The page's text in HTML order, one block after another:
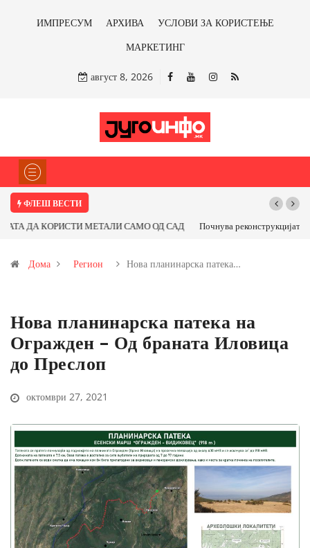
ИМПРЕСУМ АРХИВА
УСЛОВИ ЗА КОРИСТЕЊЕ
МАРКЕТИНГ
август 8, 2026
ФЛЕШ ВЕСТИ
Почнува реконструкцијата на улицата „5-ти Ноември“ во Струмица
Дома Регион Нова планинарска патека…
Нова планинарска патека на
Огражден – Од браната Иловица
до Преслоп
октомври 27, 2021